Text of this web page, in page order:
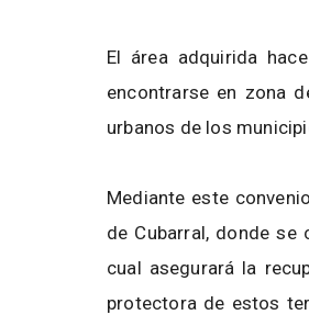
El área adquirida
encontrarse en zona
urbanos de los
Mediante este
de Cubarral, donde
cual asegurará la
protectora de estos